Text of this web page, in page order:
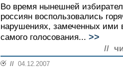
Во время нынешней
россиян воспользовались
нарушениях, замеченных ими
самого голосования... >>
//
// 04.12.2007